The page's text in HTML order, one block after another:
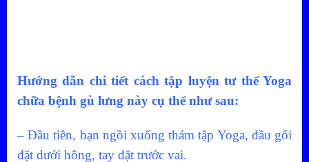
Hướng dẫn chi tiết cách tập luyện tư thế Yoga
chữa bệnh gù lưng này cụ thể như sau:
– Đầu tiên, bạn ngồi xuống thảm tập Yoga, đầu gối
đặt dưới hông, tay đặt trước vai.